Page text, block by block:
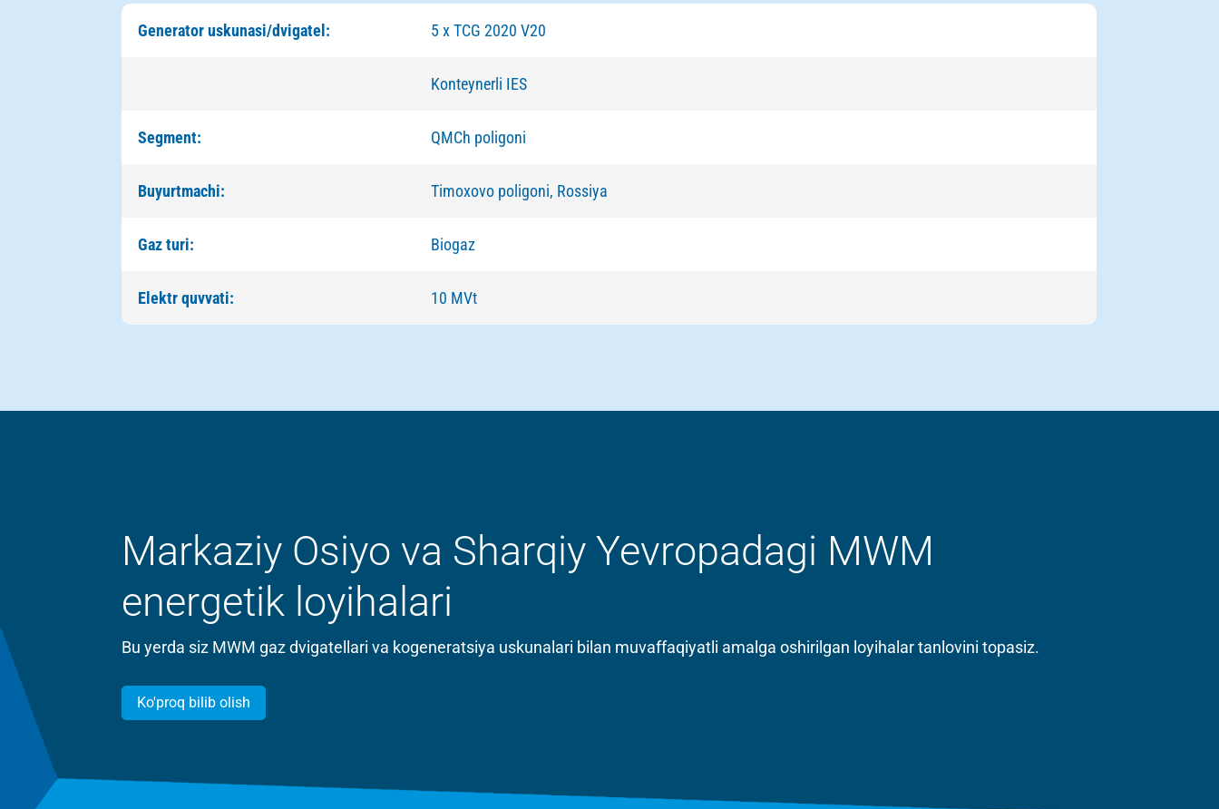
Generator uskunasi/dvigatel: 5 x TCG 2020 V20
Konteynerli IES
Segment: QMCh poligoni
Buyurtmachi: Timoxovo poligoni, Rossiya
Gaz turi: Biogaz
Elektr quvvati: 10 MVt
Markaziy Osiyo va Sharqiy Yevropadagi MWM
energetik loyihalari
Bu yerda siz MWM gaz dvigatellari va kogeneratsiya uskunalari bilan muvaffaqiyatli amalga oshirilgan loyihalar tanlovini topasiz.
Ko'proq bilib olish